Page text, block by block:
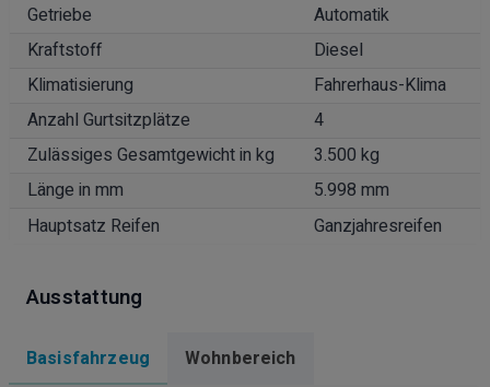
Getriebe
Automatik
Kraftstoff
Diesel
Klimatisierung
Fahrerhaus-Klima
Anzahl Gurtsitzplätze
4
Zulässiges Gesamtgewicht in kg
3.500 kg
Länge in mm
5.998 mm
Hauptsatz Reifen
Ganzjahresreifen
Ausstattung
Basisfahrzeug
Wohnbereich